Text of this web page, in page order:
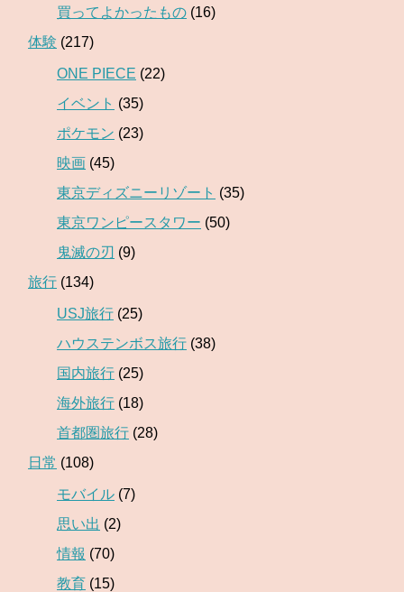
買ってよかったもの (16)
体験 (217)
ONE PIECE (22)
イベント (35)
ポケモン (23)
映画 (45)
東京ディズニーリゾート (35)
東京ワンピースタワー (50)
鬼滅の刃 (9)
旅行 (134)
USJ旅行 (25)
ハウステンボス旅行 (38)
国内旅行 (25)
海外旅行 (18)
首都圏旅行 (28)
日常 (108)
モバイル (7)
思い出 (2)
情報 (70)
教育 (15)